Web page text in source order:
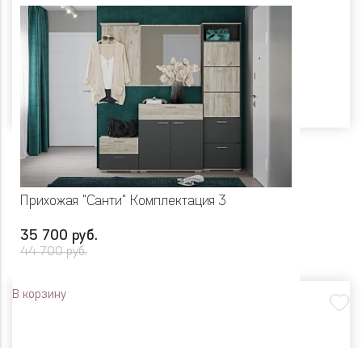
Прихожая "Санти" Комплектация 3
35 700 руб.
44 700 руб.
В корзину